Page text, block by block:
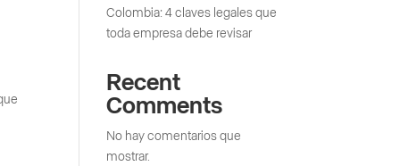
Colombia: 4 claves legales que
toda empresa debe revisar
Recent
Comments
No hay comentarios que
mostrar.